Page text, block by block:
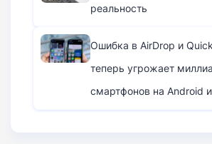
реальность
Ошибка в AirDrop и
теперь угрожает
смартфонов на Android